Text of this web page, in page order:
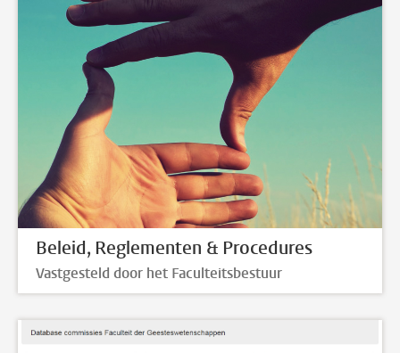
Beleid, Reglementen & Procedures
Vastgesteld door het Faculteitsbestuur